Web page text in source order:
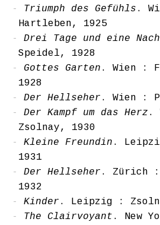
Triumph des Gefühls .
Hartleben, 1925
Drei Tage und eine
Speidel, 1928
Gottes Garten . Wien :
1928
Der Hellseher . Wien :
Der Kampf um das Herz .
Zsolnay, 1930
Kleine Freundin .
1931
Der Hellseher . Zürich :
1932
Kinder . Leipzig :
The Clairvoyant . New